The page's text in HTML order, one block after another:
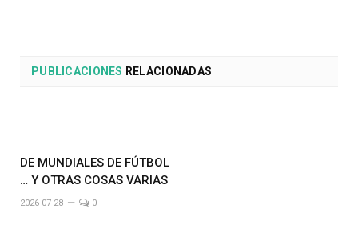
PUBLICACIONES RELACIONADAS
DE MUNDIALES DE FÚTBOL
… Y OTRAS COSAS VARIAS
2026-07-28 0